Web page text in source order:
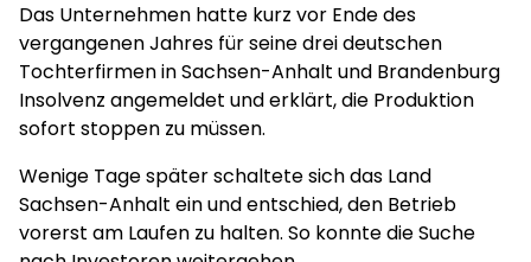
Das Unternehmen hatte kurz vor Ende des
vergangenen Jahres für seine drei deutschen
Tochterfirmen in Sachsen-Anhalt und Brandenburg
Insolvenz angemeldet und erklärt, die Produktion
sofort stoppen zu müssen.
Wenige Tage später schaltete sich das Land
Sachsen-Anhalt ein und entschied, den Betrieb
vorerst am Laufen zu halten. So konnte die Suche